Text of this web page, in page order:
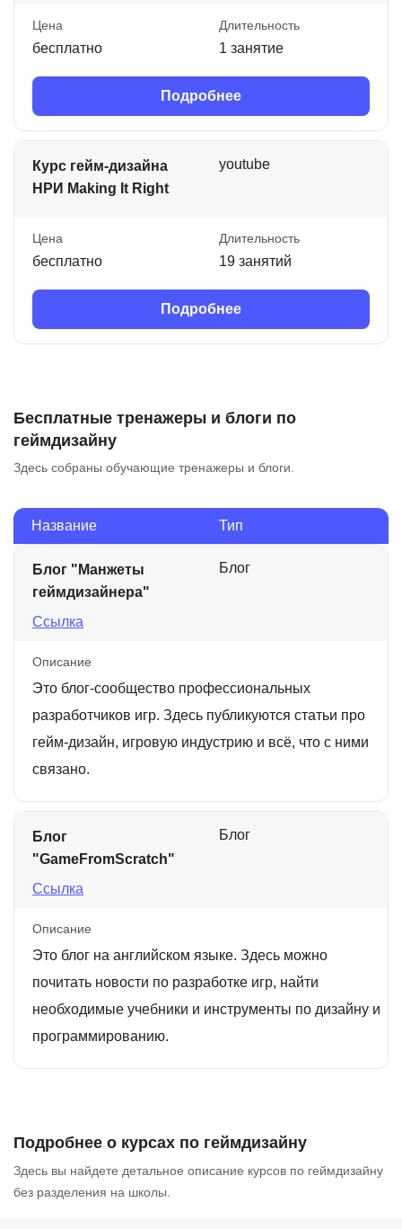
Цена
бесплатно
Длительность
1 занятие
Подробнее
Курс гейм-дизайна
НРИ Making It Right
youtube
Цена
бесплатно
Длительность
19 занятий
Подробнее
Бесплатные тренажеры и блоги по
геймдизайну
Здесь собраны обучающие тренажеры и блоги.
Название Тип
Блог "Манжеты
геймдизайнера"
Ссылка
Блог
Описание
Это блог-сообщество профессиональных
разработчиков игр. Здесь публикуются статьи про
гейм-дизайн, игровую индустрию и всё, что с ними
связано.
Блог
"GameFromScratch"
Ссылка
Блог
Описание
Это блог на английском языке. Здесь можно
почитать новости по разработке игр, найти
необходимые учебники и инструменты по дизайну и
программированию.
Подробнее о курсах по геймдизайну
Здесь вы найдете детальное описание курсов по геймдизайну
без разделения на школы.